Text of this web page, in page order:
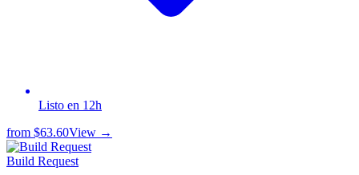
Listo en 12h
from $63.60View →
Build Request